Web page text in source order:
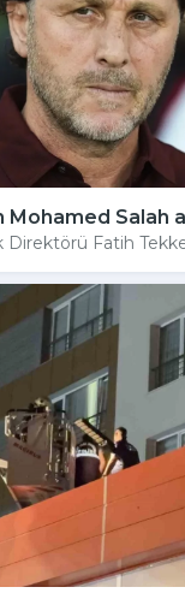
Salah
Direktörü Fatih